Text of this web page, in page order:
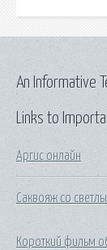
Links to
Аргис онлайн
Саквояж со
Короткий фильм
An Informative